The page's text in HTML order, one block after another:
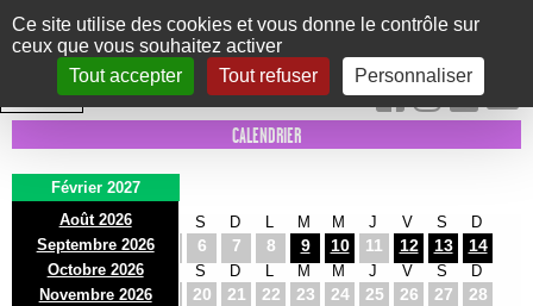
Panneau de gestion des cookies
Ce site utilise des cookies et vous donne le contrôle sur
ceux que vous souhaitez activer
Tout accepter
Tout refuser Personnaliser
Le Marni
CONCERTS DANSE/CIRQUE THÉÂTRE KIDS EXPOS EVENTS
INTRA MUROS
CALENDRIER
Février 2027
Août 2026
Septembre 2026
Octobre 2026
Novembre 2026
M
2
M
3
J
4
S
6
D
7 8
M
9
M
10
J
11
V
12
S
13
D
14
M
16
M
17
J
18
S
20
D
21 22
M
23
M
24
J
25
V
26
S
27
D
28